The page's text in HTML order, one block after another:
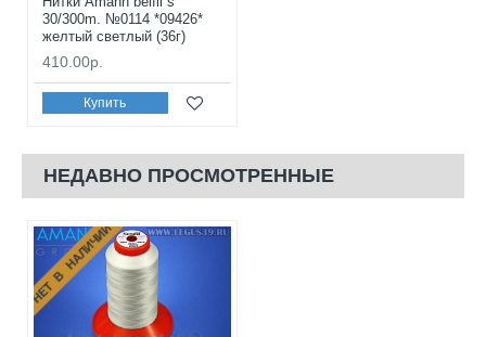
30/300m. №0114 *09426*
желтый светлый (36г)
410.00р.
Купить
НЕДАВНО ПРОСМОТРЕННЫЕ
НЕТ В НАЛИЧИИ